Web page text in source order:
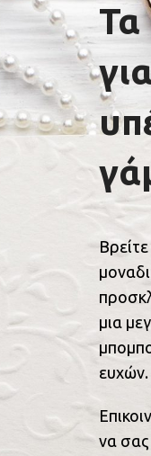
Τα
μια
ευχών.
να